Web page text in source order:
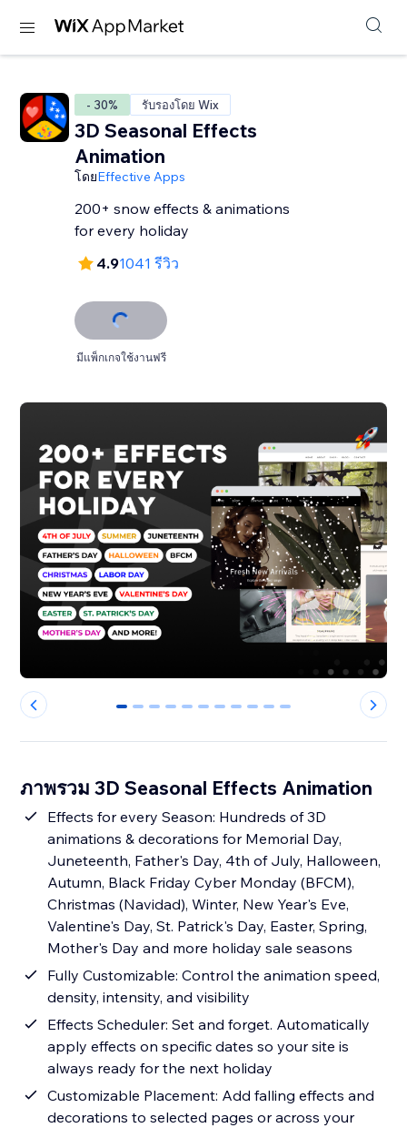
- 30% รับรองโดย Wix
3D Seasonal Effects
Animation
โดยEffective Apps
200+ snow effects & animations
for every holiday
4.91041 รีวิว
มีแพ็กเกจใช้งานฟรี
0 1 2 3 4 5 6 7 8 9 10
ภาพรวม 3D Seasonal Effects Animation
Effects for every Season: Hundreds of 3D
animations & decorations for Memorial Day,
Juneteenth, Father's Day, 4th of July, Halloween,
Autumn, Black Friday Cyber Monday (BFCM),
Christmas (Navidad), Winter, New Year's Eve,
Valentine's Day, St. Patrick's Day, Easter, Spring,
Mother's Day and more holiday sale seasons
Fully Customizable: Control the animation speed,
density, intensity, and visibility
Effects Scheduler: Set and forget. Automatically
apply effects on specific dates so your site is
always ready for the next holiday
Customizable Placement: Add falling effects and
decorations to selected pages or across your